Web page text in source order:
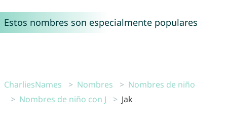
Estos nombres son especialmente populares
CharliesNames Nombres
Nombres de niño
Nombres de niño con J
Jak